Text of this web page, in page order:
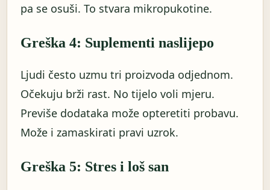
pa se osuši. To stvara mikropukotine.
Greška 4: Suplementi naslijepo
Ljudi često uzmu tri proizvoda odjednom.
Očekuju brži rast. No tijelo voli mjeru.
Previše dodataka može opteretiti probavu.
Može i zamaskirati pravi uzrok.
Greška 5: Stres i loš san